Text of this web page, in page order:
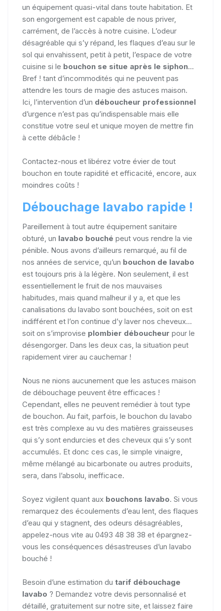
un équipement quasi-vital dans toute habitation. Et
son engorgement est capable de nous priver,
carrément, de l’accès à notre cuisine. L’odeur
désagréable qui s’y répand, les flaques d’eau sur le
sol qui envahissent, petit à petit, l’espace de votre
cuisine si le bouchon se situe après le siphon...
Bref ! tant d’incommodités qui ne peuvent pas
attendre les tours de magie des astuces maison.
Ici, l’intervention d’un déboucheur professionnel
d’urgence n’est pas qu’indispensable mais elle
constitue votre seul et unique moyen de mettre fin
à cette débâcle !
Contactez-nous et libérez votre évier de tout
bouchon en toute rapidité et efficacité, encore, aux
moindres coûts !
Débouchage lavabo rapide !
Pareillement à tout autre équipement sanitaire
obturé, un lavabo bouché peut vous rendre la vie
pénible. Nous avons d’ailleurs remarqué, au fil de
nos années de service, qu’un bouchon de lavabo
est toujours pris à la légère. Non seulement, il est
essentiellement le fruit de nos mauvaises
habitudes, mais quand malheur il y a, et que les
canalisations du lavabo sont bouchées, soit on est
indifférent et l’on continue d’y laver nos cheveux...
soit on s’improvise plombier déboucheur pour le
désengorger. Dans les deux cas, la situation peut
rapidement virer au cauchemar !
Nous ne nions aucunement que les astuces maison
de débouchage peuvent être efficaces !
Cependant, elles ne peuvent remédier à tout type
de bouchon. Au fait, parfois, le bouchon du lavabo
est très complexe au vu des matières graisseuses
qui s’y sont endurcies et des cheveux qui s’y sont
accumulés. Et donc ces cas, le simple vinaigre,
même mélangé au bicarbonate ou autres produits,
sera, dans l’absolu, inefficace.
Soyez vigilent quant aux bouchons lavabo. Si vous
remarquez des écoulements d’eau lent, des flaques
d’eau qui y stagnent, des odeurs désagréables,
appelez-nous vite au 0493 48 38 38 et épargnez-
vous les conséquences désastreuses d’un lavabo
bouché !
Besoin d’une estimation du tarif débouchage
lavabo ? Demandez votre devis personnalisé et
détaillé, gratuitement sur notre site, et laissez faire